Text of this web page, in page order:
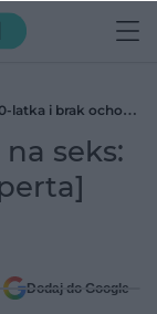
latka i brak ochoty
seks:
Dodaj do Google